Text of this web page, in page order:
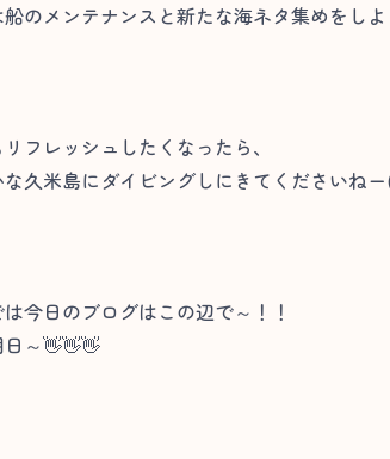
のメンテナンスと新たな海ネタ集めをし
フレッシュしたくなったら、
な久米島にダイビングしにきてくださいね
今日のブログはこの辺で～！！
日～👋👋👋